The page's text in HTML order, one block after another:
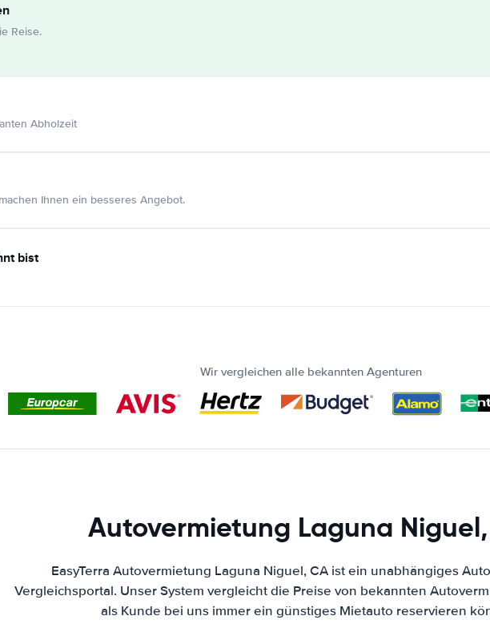
Reise.
Abholzeit
Ihnen ein besseres Angebot.
bist
Wir vergleichen alle bekannten Agenturen
Autovermietung Laguna
EasyTerra Autovermietung Laguna Niguel, CA ist ein unabhängiges
Vergleichsportal. Unser System vergleicht die Preise von bekannten
als Kunde bei uns immer ein günstiges Mietauto reservieren